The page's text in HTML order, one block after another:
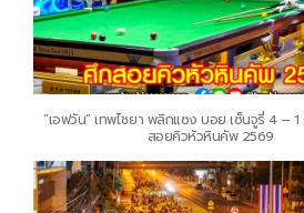
“เอฟวัน” เทพไชยา พลิกแซง บอย เซ็นจูรี่ 4 –
สอยคิวหัวหินคัพ 2569